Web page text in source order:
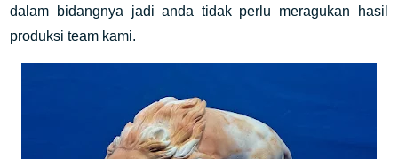
dalam bidangnya jadi anda tidak perlu meragukan hasil
produksi team kami.